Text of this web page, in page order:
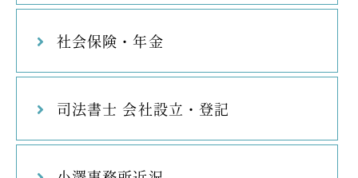
社会保険・年金
司法書士 会社設立・登記